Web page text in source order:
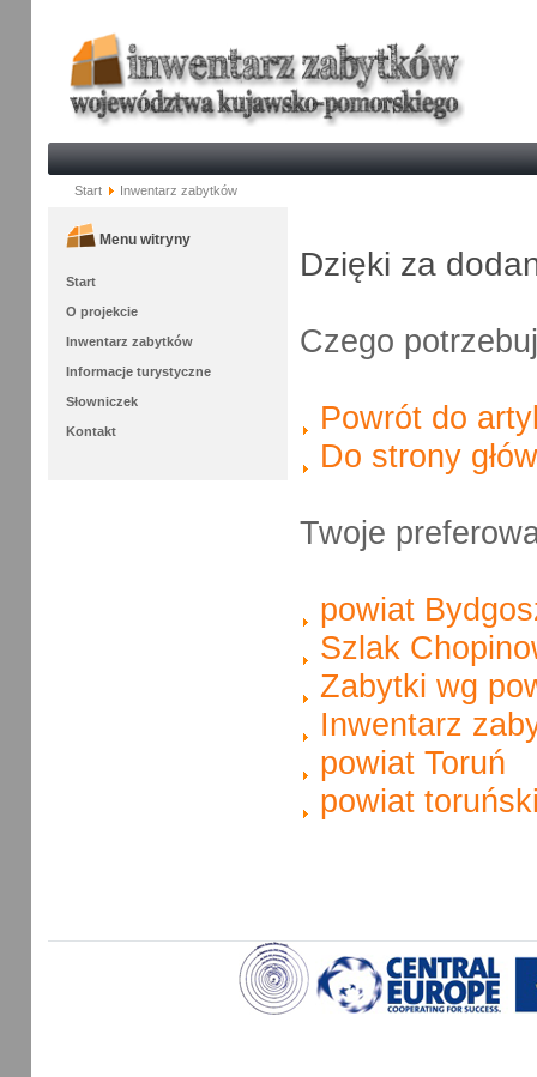
Start Inwentarz zabytków
Menu witryny
Start
O projekcie
Inwentarz zabytków
Informacje turystyczne
Słowniczek
Kontakt
Dzięki za
Czego
Powrót do
Do strony
Twoje
powiat
Szlak
Zabytki wg
Inwentarz
powiat Toruń
powiat